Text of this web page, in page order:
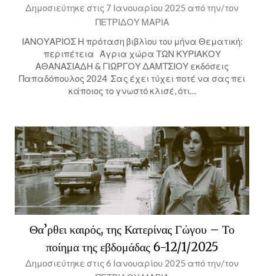
Δημοσιεύτηκε στις 7 Ιανουαρίου 2025 από την/τον
ΠΕΤΡΙΔΟΥ ΜΑΡΙΑ
ΙΑΝΟΥΑΡΙΟΣ Η πρόταση βιβλίου του μήνα Θεματική:
περιπέτεια Άγρια χώρα ΤΩΝ ΚΥΡΙΑΚΟΥ
ΑΘΑΝΑΣΙΑΔΗ & ΓΙΩΡΓΟΥ ΔΑΜΤΣΙΟΥ εκδόσεις
Παπαδόπουλος 2024 Σας έχει τύχει ποτέ να σας πει
κάποιος το γνωστό κλισέ, ότι…
Θα’ρθει καιρός, της Κατερίνας Γώγου – Το
ποίημα της εβδομάδας 6-12/1/2025
Δημοσιεύτηκε στις 6 Ιανουαρίου 2025 από την/τον